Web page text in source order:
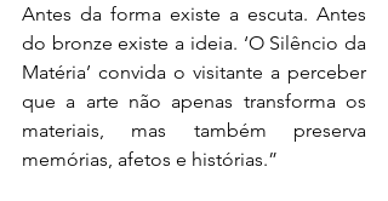
Antes da forma existe a escuta. Antes
do bronze existe a ideia. ‘O Silêncio da
Matéria’ convida o visitante a perceber
que a arte não apenas transforma os
materiais, mas também preserva
memórias, afetos e histórias.”